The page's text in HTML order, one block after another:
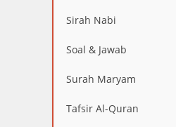
Sirah Nabi
Soal & Jawab
Surah Maryam
Tafsir Al-Quran